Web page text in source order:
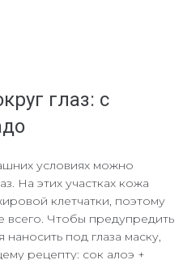
глаз: с
условиях можно
На этих участках кожа
клетчатки, поэтому
Чтобы предупредить
под глаза маску,
рецепту: сок алоэ +